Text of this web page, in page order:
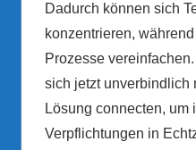
Dadurch können sich
konzentrieren,
Prozesse
sich jetzt unverbindlich
Lösung connecten, um
Verpflichtungen in